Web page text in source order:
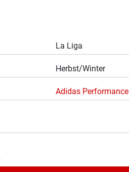
La Liga
Herbst/Winter
Adidas Performance